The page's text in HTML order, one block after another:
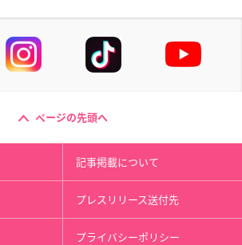
ページの先頭へ
記事掲載について
プレスリリース送付先
プライバシーポリシー